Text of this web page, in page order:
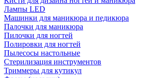
Лампы LED
Машинки для маникюра и педикюра
Палочки для маникюра
Пилочки для ногтей
Полировки для ногтей
Пылесосы настольные
Стерилизация инструментов
Триммеры для кутикул